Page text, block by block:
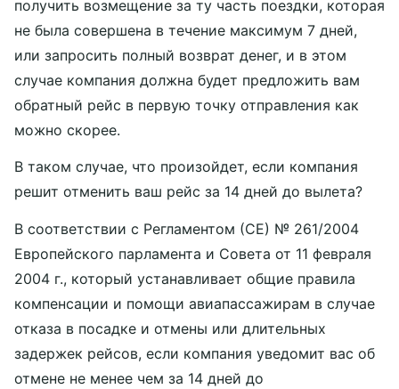
получить возмещение за ту часть поездки, которая
не была совершена в течение максимум 7 дней,
или запросить полный возврат денег, и в этом
случае компания должна будет предложить вам
обратный рейс в первую точку отправления как
можно скорее.
В таком случае, что произойдет, если компания
решит отменить ваш рейс за 14 дней до вылета?
В соответствии с Регламентом (СЕ) № 261/2004
Европейского парламента и Совета от 11 февраля
2004 г., который устанавливает общие правила
компенсации и помощи авиапассажирам в случае
отказа в посадке и отмены или длительных
задержек рейсов, если компания уведомит вас об
отмене не менее чем за 14 дней до